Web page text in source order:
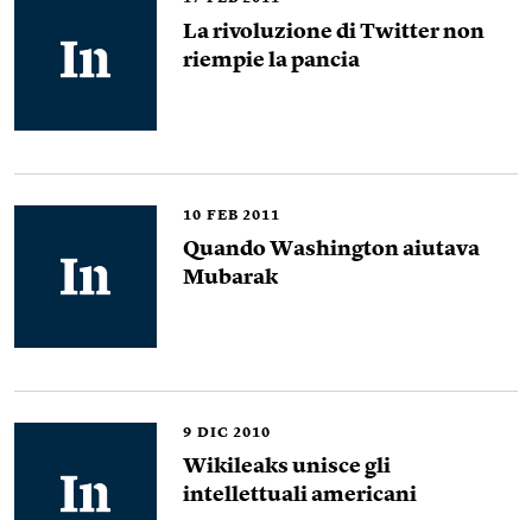
La rivoluzione di Twitter non
riempie la pancia
10 FEB 2011
Quando Washington aiutava
Mubarak
9 DIC 2010
Wikileaks unisce gli
intellettuali americani